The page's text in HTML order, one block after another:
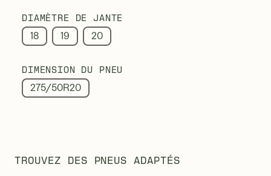
DIAMÈTRE DE JANTE
18 19 20
DIMENSION DU PNEU
275/50R20
TROUVEZ DES PNEUS ADAPTÉS